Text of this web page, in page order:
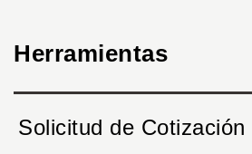
Herramientas
Solicitud de Cotización